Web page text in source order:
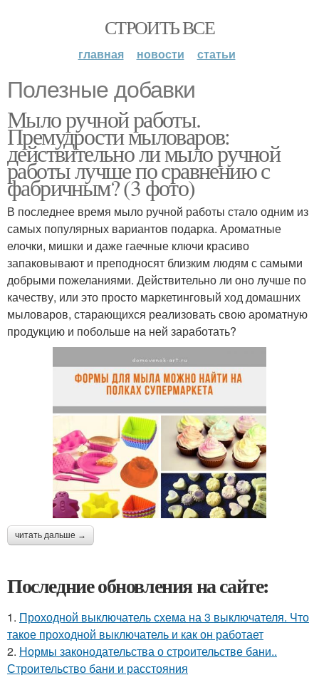
СТРОИТЬ ВСЕ
главная новости статьи
Полезные добавки
Мыло ручной работы.
Премудрости мыловаров:
действительно ли мыло ручной
работы лучше по сравнению с
фабричным? (3 фото)
В последнее время мыло ручной работы стало одним из
самых популярных вариантов подарка. Ароматные
елочки, мишки и даже гаечные ключи красиво
запаковывают и преподносят близким людям с самыми
добрыми пожеланиями. Действительно ли оно лучше по
качеству, или это просто маркетинговый ход домашних
мыловаров, старающихся реализовать свою ароматную
продукцию и побольше на ней заработать?
читать дальше →
Последние обновления на сайте:
1. Проходной выключатель схема на 3 выключателя. Что
такое проходной выключатель и как он работает
2. Нормы законодательства о строительстве бани..
Строительство бани и расстояния